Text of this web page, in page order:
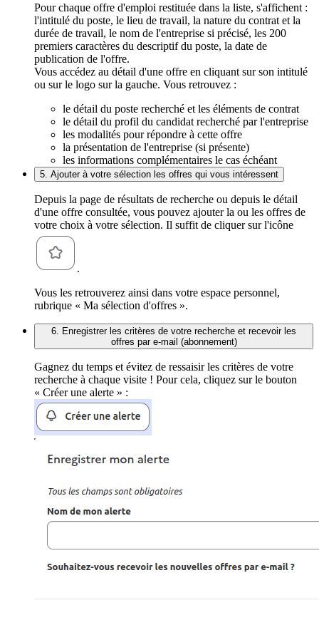
Pour chaque offre d'emploi restituée dans la liste, s'affichent :
l'intitulé du poste, le lieu de travail, la nature du contrat et la
durée de travail, le nom de l'entreprise si précisé, les 200
premiers caractères du descriptif du poste, la date de
publication de l'offre.
Vous accédez au détail d'une offre en cliquant sur son intitulé
ou sur le logo sur la gauche. Vous retrouvez :
le détail du poste recherché et les éléments de contrat
le détail du profil du candidat recherché par l'entreprise
les modalités pour répondre à cette offre
la présentation de l'entreprise (si présente)
les informations complémentaires le cas échéant
5. Ajouter à votre sélection les offres qui vous intéressent
Depuis la page de résultats de recherche ou depuis le détail
d'une offre consultée, vous pouvez ajouter la ou les offres de
votre choix à votre sélection. Il suffit de cliquer sur l'icône
.
Vous les retrouverez ainsi dans votre espace personnel,
rubrique « Ma sélection d'offres ».
6. Enregistrer les critères de votre recherche et recevoir les
offres par e-mail (abonnement)
Gagnez du temps et évitez de ressaisir les critères de votre
recherche à chaque visite ! Pour cela, cliquez sur le bouton
« Créer une alerte » :